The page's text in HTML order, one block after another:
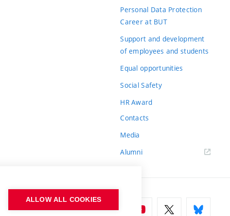
Personal Data Protection
Career at BUT
Support and development
of employees and students
Equal opportunities
Social Safety
HR Award
Contacts
Media
Alumni
ALLOW ALL COOKIES